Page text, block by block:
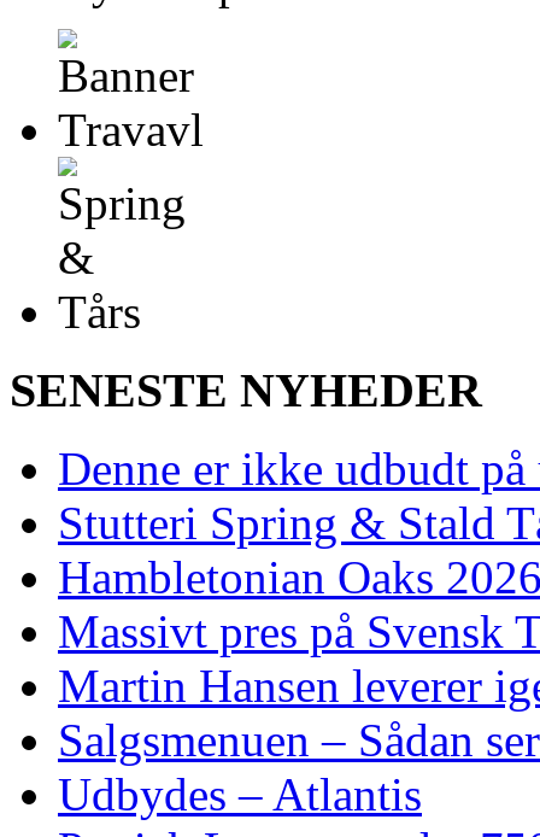
SENESTE NYHEDER
Denne er ikke udbudt
Stutteri Spring & Stald
Hambletonian Oaks
Massivt pres på Svensk
Martin Hansen leverer
Salgsmenuen – Sådan
Udbydes – Atlantis